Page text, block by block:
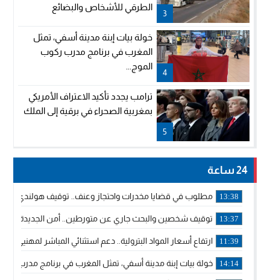
3
الطرقي للأشخاص والبضائع
4
خولة بيات إبنة مدينة أسفي، تمثل
المغرب في برنامج مدرب ركوب
الموج...
5
ترامب يجدد تأكيد الاعتراف الأمريكي
بمغربية الصحراء في برقية إلى الملك
24 ساعة
13:38 مطلوب في قضايا مخدرات واحتجاز وعنف.. توقيف هولندي
13:37 توقيف شخصين والبحث جاري عن متورطين.. أمن الجديدة يفك
11:39 ارتفاع أسعار المواد البترولية.. دعم استثنائي المباشر لمهنيي
14:14 خولة بيات إبنة مدينة أسفي، تمثل المغرب في برنامج مدرب